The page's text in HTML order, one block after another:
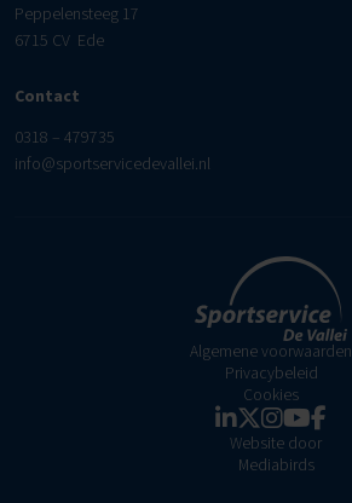
Peppelensteeg 17
6715 CV Ede
Contact
0318 – 479735
info@sportservicedevallei.nl
Algemene voorwaarden
Privacybeleid
Cookies
Website door
Mediabirds